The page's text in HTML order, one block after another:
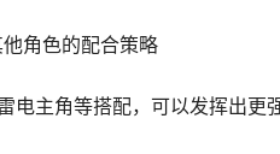
角色的配合策略
电主角等搭配，可以发挥出更